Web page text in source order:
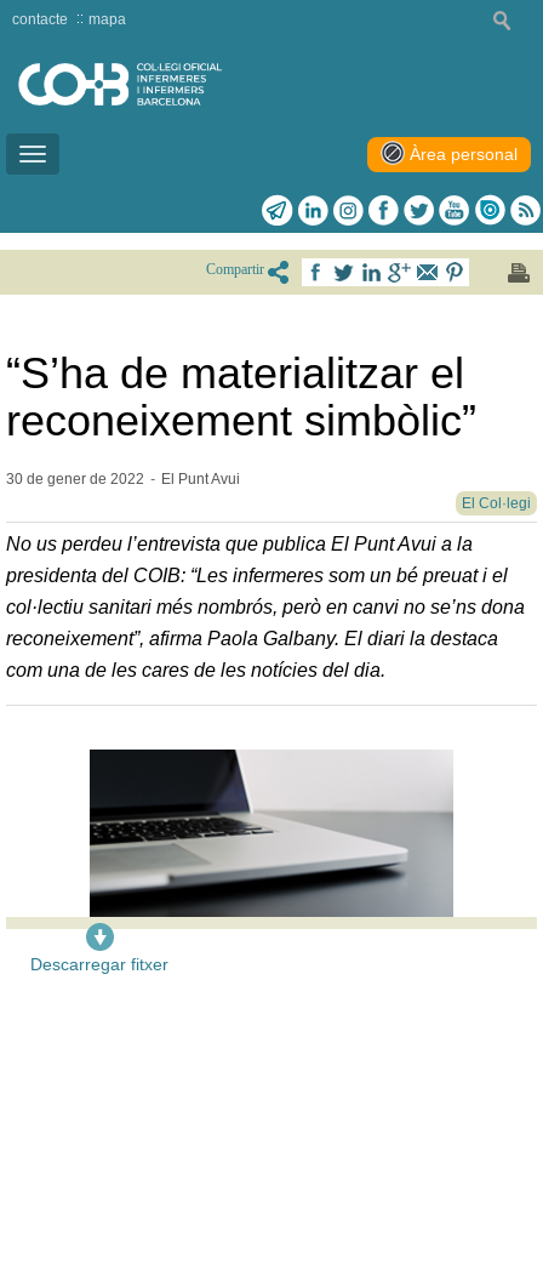
Toggle
contacte mapa
Àrea personal
Compartir
“S’ha de materialitzar el
reconeixement simbòlic”
30 de gener de 2022 - El Punt Avui
El Col·legi
No us perdeu l’entrevista que publica El Punt Avui a la
presidenta del COIB: “Les infermeres som un bé preuat i el
col·lectiu sanitari més nombrós, però en canvi no se’ns dona
reconeixement”, afirma Paola Galbany. El diari la destaca
com una de les cares de les notícies del dia.
Descarregar fitxer